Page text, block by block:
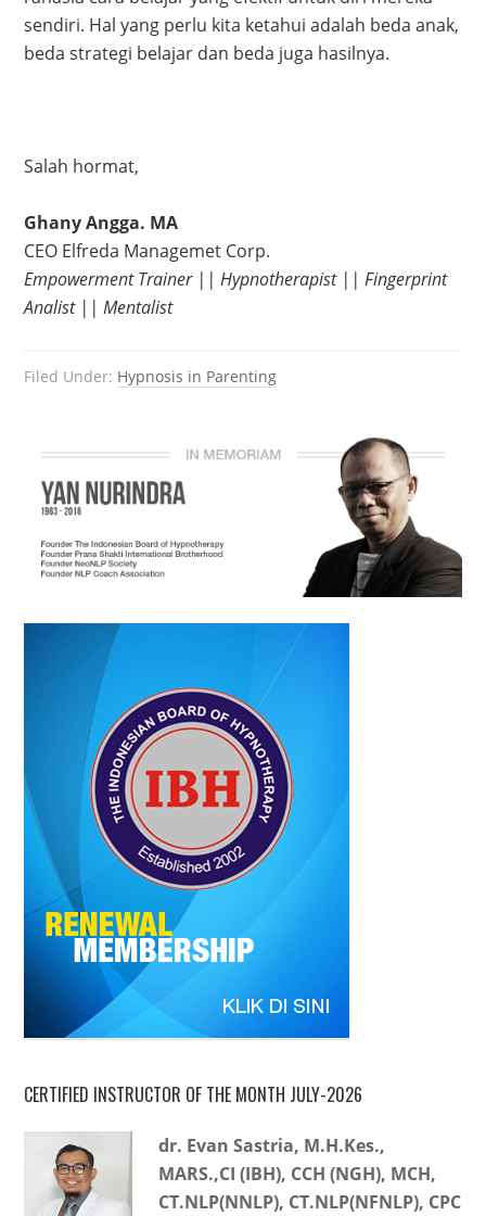
sendiri. Hal yang perlu kita ketahui adalah beda anak,
beda strategi belajar dan beda juga hasilnya.
Salah hormat,
Ghany Angga. MA
CEO Elfreda Managemet Corp.
Empowerment Trainer || Hypnotherapist || Fingerprint
Analist || Mentalist
Filed Under: Hypnosis in Parenting
CERTIFIED INSTRUCTOR OF THE MONTH JULY-2026
dr. Evan Sastria, M.H.Kes.,
MARS.,CI (IBH), CCH (NGH), MCH,
CT.NLP(NNLP), CT.NLP(NFNLP), CPC